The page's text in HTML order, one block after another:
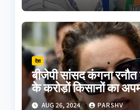
देश
बीजेपी सांसद कंगना
के करोड़ों किसानों का
टिकैत
AUG 26, 2024 PARSHV